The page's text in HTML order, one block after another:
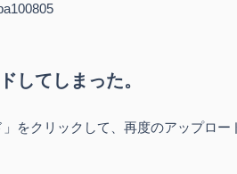
してしまった。
をクリックして、再度のアップロ